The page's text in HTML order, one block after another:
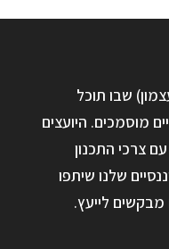
שבו תוכל
מוסמכים. היועצים
עם צרכי התכנון
שלנו שיתפו
מבקשים לייעץ.